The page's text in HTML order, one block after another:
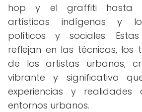
hop y el graffiti hasta
artísticas indígenas y
políticos y sociales.
reflejan en las técnicas, los
de los artistas urbanos,
vibrante y significativo
experiencias y
entornos urbanos.